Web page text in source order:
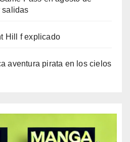
salidas
Hill f explicado
aventura pirata en los cielos